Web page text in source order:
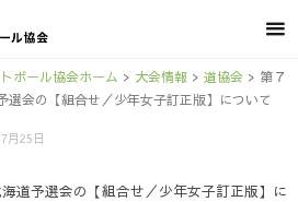
ボール協会ホーム > 大会情報 > 道協会> 第７
選会の【組合せ／少年女子訂正版】について
月25日
道予選会の【組合せ／少年女子訂正版】に